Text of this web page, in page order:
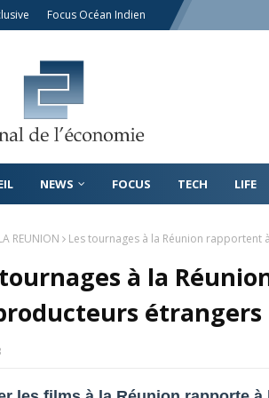
Focus Océan Indien
NEWS FOCUS TECH LIFE
REUNION Les tournages à la Réunion
à la
étrangers